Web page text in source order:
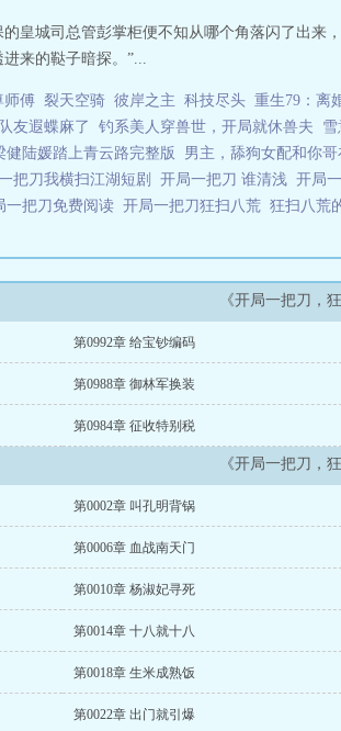
皇城司总管彭掌柜便不知从哪个角落闪了出来
来的鞑子暗探。”...
师傅 裂天空骑 彼岸之主 科技尽头 重生79：离
友遐蝶麻了 钓系美人穿兽世，开局就休兽夫
健陆媛踏上青云路完整版 男主，舔狗女配和你哥
把刀我横扫江湖短剧 开局一把刀 谁清浅 开局
一把刀免费阅读 开局一把刀狂扫八荒 狂扫八荒
《开局一把刀，
第0992章 给宝钞编码
第0988章 御林军换装
第0984章 征收特别税
《开局一把刀，
第0002章 叫孔明背锅
第0006章 血战南天门
第0010章 杨淑妃寻死
第0014章 十八就十八
第0018章 生米成熟饭
第0022章 出门就引爆